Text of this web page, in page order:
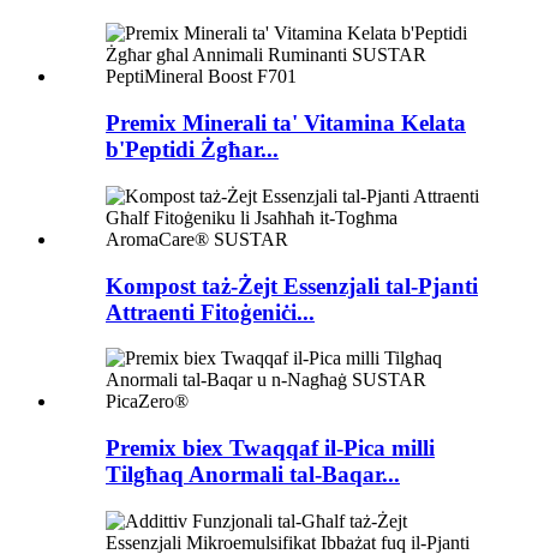
Premix Minerali ta' Vitamina Kelata
b'Peptidi Żgħar...
Kompost taż-Żejt Essenzjali tal-Pjanti
Attraenti Fitoġeniċi...
Premix biex Twaqqaf il-Pica milli
Tilgħaq Anormali tal-Baqar...